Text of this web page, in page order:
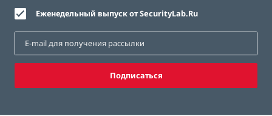
Еженедельный выпуск от SecurityLab.Ru
Подписаться